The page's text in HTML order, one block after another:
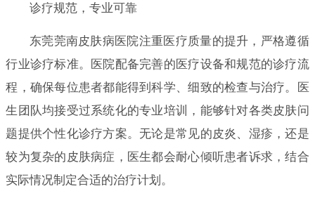
诊疗规范，专业可靠
东莞莞南皮肤病医院注重医疗质量的提升，严格遵循
行业诊疗标准。医院配备完善的医疗设备和规范的诊疗流
程，确保每位患者都能得到科学、细致的检查与治疗。医
生团队均接受过系统化的专业培训，能够针对各类皮肤问
题提供个性化诊疗方案。无论是常见的皮炎、湿疹，还是
较为复杂的皮肤病症，医生都会耐心倾听患者诉求，结合
实际情况制定合适的治疗计划。